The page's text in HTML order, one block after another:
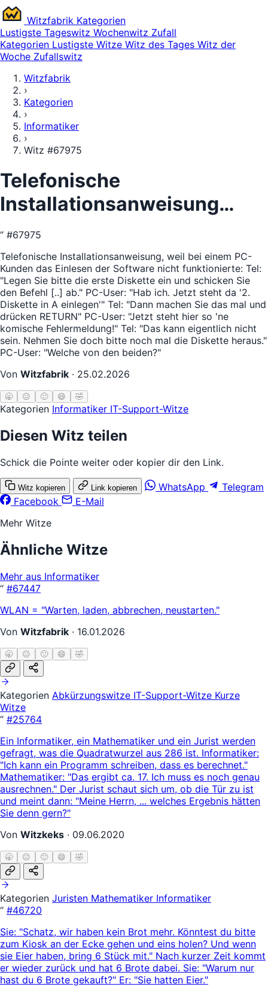
Witzfabrik Kategorien
Lustigste Tageswitz Wochenwitz Zufall
Kategorien Lustigste Witze Witz des Tages Witz der
Woche Zufallswitz
Witzfabrik
›
Kategorien
›
Informatiker
›
Witz #67975
Telefonische
Installationsanweisung…
“ #67975
Telefonische Installationsanweisung, weil bei einem PC-
Kunden das Einlesen der Software nicht funktionierte: Tel:
"Legen Sie bitte die erste Diskette ein und schicken Sie
den Befehl [..] ab." PC-User: "Hab ich. Jetzt steht da '2.
Diskette in A einlegen'" Tel: "Dann machen Sie das mal und
drücken RETURN" PC-User: "Jetzt steht hier so 'ne
komische Fehlermeldung!" Tel: "Das kann eigentlich nicht
sein. Nehmen Sie doch bitte noch mal die Diskette heraus."
PC-User: "Welche von den beiden?"
Von Witzfabrik · 25.02.2026
🥱 😐 🙂 😄 🤣
Kategorien Informatiker IT-Support-Witze
Diesen Witz teilen
Schick die Pointe weiter oder kopier dir den Link.
Witz kopieren Link kopieren WhatsApp
Telegram
Facebook
E-Mail
Mehr Witze
Ähnliche Witze
Mehr aus Informatiker
“ #67447
WLAN = "Warten, laden, abbrechen, neustarten."
Von Witzfabrik · 16.01.2026
🥱 😐 🙂 😄 🤣
Kategorien Abkürzungswitze IT-Support-Witze Kurze
Witze
“ #25764
Ein Informatiker, ein Mathematiker und ein Jurist werden
gefragt, was die Quadratwurzel aus 286 ist. Informatiker:
"Ich kann ein Programm schreiben, dass es berechnet."
Mathematiker: "Das ergibt ca. 17. Ich muss es noch genau
ausrechnen." Der Jurist schaut sich um, ob die Tür zu ist
und meint dann: "Meine Herrn, ... welches Ergebnis hätten
Sie denn gern?"
Von Witzkeks · 09.06.2020
🥱 😐 🙂 😄 🤣
Kategorien Juristen Mathematiker Informatiker
“ #46720
Sie: "Schatz, wir haben kein Brot mehr. Könntest du bitte
zum Kiosk an der Ecke gehen und eins holen? Und wenn
sie Eier haben, bring 6 Stück mit." Nach kurzer Zeit kommt
er wieder zurück und hat 6 Brote dabei. Sie: "Warum nur
hast du 6 Brote gekauft?" Er: "Sie hatten Eier."